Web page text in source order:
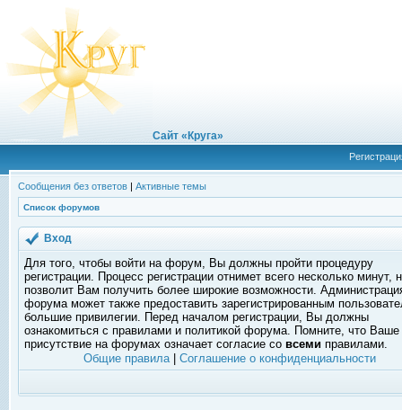
Сайт «Круга»
Сообщения без ответов | Активные темы
Список форумов
Вход
Для того, чтобы войти на форум, Вы должны пройти процедуру
регистрации. Процесс регистрации отнимет всего несколько минут,
позволит Вам получить более широкие возможности.
форума может также предоставить зарегистрированным
большие привилегии. Перед началом регистрации, Вы должны
ознакомиться с правилами и политикой форума. Помните, что Ваше
присутствие на форумах означает согласие со всеми правилами.
Общие правила| Соглашение о конфиденциальности